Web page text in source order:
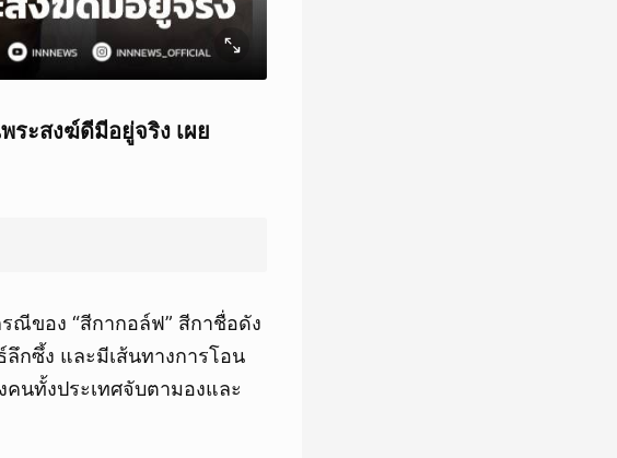
ระสงฆ์ดีมีอยู่จริง เผย
ณีของ “สีกากอล์ฟ” สีกาชื่อดัง
กซึ้ง และมีเส้นทางการโอน
คนทั้งประเทศจับตามองและ